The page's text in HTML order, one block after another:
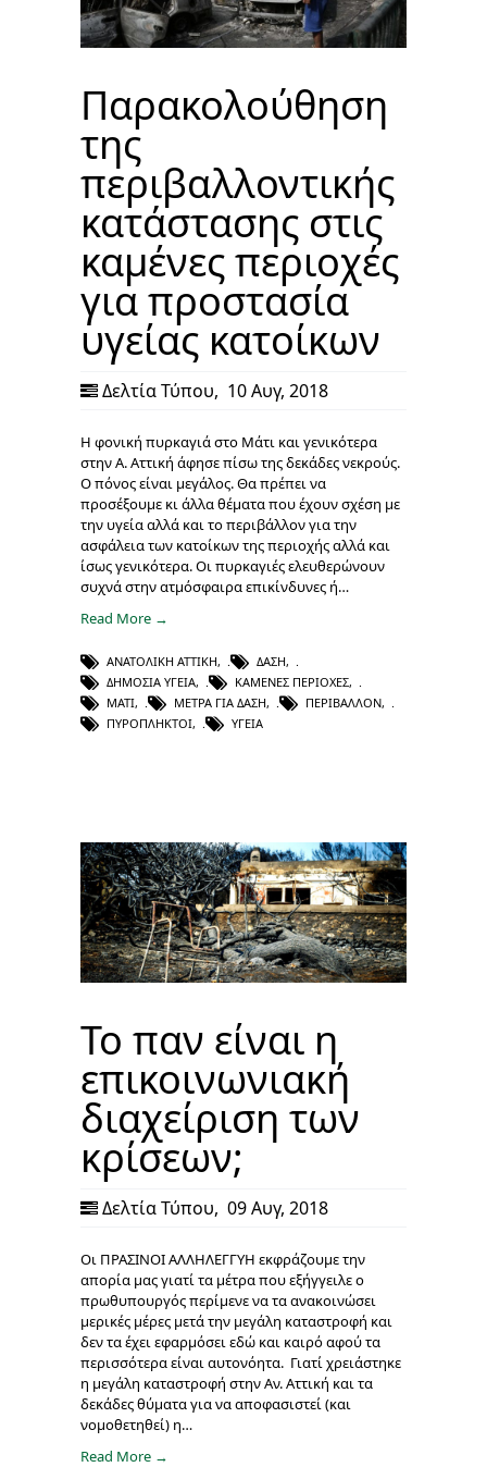
Παρακολούθηση
της
περιβαλλοντικής
κατάστασης στις
καμένες περιοχές
για προστασία
υγείας κατοίκων
Δελτία Τύπου, 10 Αυγ, 2018
Η φονική πυρκαγιά στο Μάτι και γενικότερα
στην Α. Αττική άφησε πίσω της δεκάδες νεκρούς.
Ο πόνος είναι μεγάλος. Θα πρέπει να
προσέξουμε κι άλλα θέματα που έχουν σχέση με
την υγεία αλλά και το περιβάλλον για την
ασφάλεια των κατοίκων της περιοχής αλλά και
ίσως γενικότερα. Οι πυρκαγιές ελευθερώνουν
συχνά στην ατμόσφαιρα επικίνδυνες ή…
Read More →
ΑΝΑΤΟΛΙΚΉ ΑΤΤΙΚΉ, ΔΆΣΗ,
ΔΗΜΌΣΙΑ ΥΓΕΊΑ, ΚΑΜΈΝΕΣ ΠΕΡΙΟΧΈΣ,
ΜΆΤΙ, ΜΈΤΡΑ ΓΙΑ ΔΆΣΗ, ΠΕΡΙΒΆΛΛΟΝ,
ΠΥΡΌΠΛΗΚΤΟΙ, ΥΓΕΊΑ
Το παν είναι η
επικοινωνιακή
διαχείριση των
κρίσεων;
Δελτία Τύπου, 09 Αυγ, 2018
Οι ΠΡΑΣΙΝΟΙ ΑΛΛΗΛΕΓΓΥΗ εκφράζουμε την
απορία μας γιατί τα μέτρα που εξήγγειλε ο
πρωθυπουργός περίμενε να τα ανακοινώσει
μερικές μέρες μετά την μεγάλη καταστροφή και
δεν τα έχει εφαρμόσει εδώ και καιρό αφού τα
περισσότερα είναι αυτονόητα. Γιατί χρειάστηκε
η μεγάλη καταστροφή στην Αν. Αττική και τα
δεκάδες θύματα για να αποφασιστεί (και
νομοθετηθεί) η…
Read More →